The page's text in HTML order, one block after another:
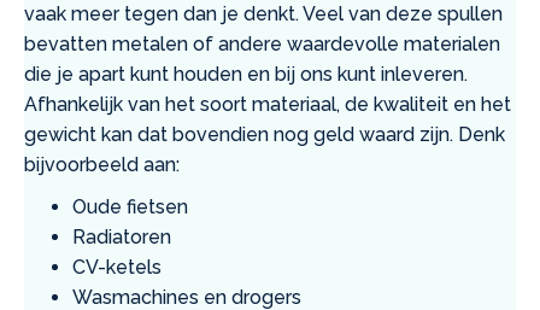
vaak meer tegen dan je denkt. Veel van deze spullen
bevatten metalen of andere waardevolle materialen
die je apart kunt houden en bij ons kunt inleveren.
Afhankelijk van het soort materiaal, de kwaliteit en het
gewicht kan dat bovendien nog geld waard zijn. Denk
bijvoorbeeld aan:
Oude fietsen
Radiatoren
CV-ketels
Wasmachines en drogers